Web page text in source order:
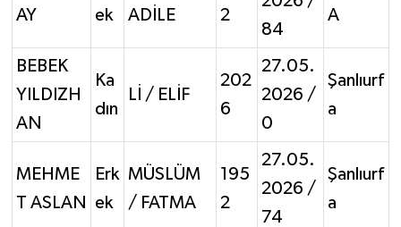
AY
ek
ADİLE
2
84
A
BEBEK
YILDIZH
AN
Ka
dın
Lİ / ELİF
202
6
27.05.
2026 /
0
Şanlıurf
a
MEHME
T ASLAN
Erk
ek
MÜSLÜM
/ FATMA
195
2
27.05.
2026 /
74
Şanlıurf
a